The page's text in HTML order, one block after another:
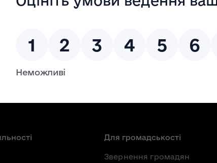
Для громадськості
Звернення громадян